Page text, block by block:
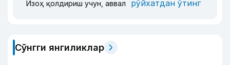
Изоҳ қолдириш учун, аввал рўйхатдан ўтинг
Сўнгги янгиликлар